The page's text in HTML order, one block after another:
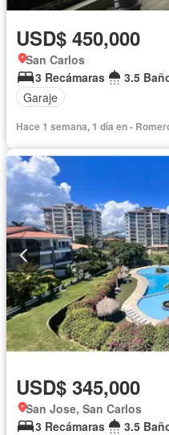
USD$ 450,000
San Carlos
3 Recámaras
3.5
Garaje
Hace 1 semana, 1 día en -
USD$ 345,000
San Jose, San Carlos
3 Recámaras
3.5